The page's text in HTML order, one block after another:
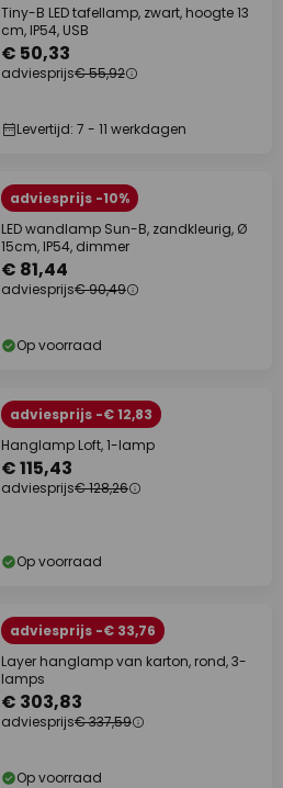
Tiny-B LED tafellamp, zwart, hoogte 13
cm, IP54, USB
€ 50,33
adviesprijs€ 55,92
Levertijd: 7 - 11 werkdagen
adviesprijs -10%
LED wandlamp Sun-B, zandkleurig, Ø
15cm, IP54, dimmer
€ 81,44
adviesprijs€ 90,49
Op voorraad
adviesprijs -€ 12,83
Hanglamp Loft, 1-lamp
€ 115,43
adviesprijs€ 128,26
Op voorraad
adviesprijs -€ 33,76
Layer hanglamp van karton, rond, 3-
lamps
€ 303,83
adviesprijs€ 337,59
Op voorraad